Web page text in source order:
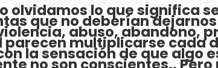
olvidamos lo que significa
que no deberían
abuso, abandono,
multiplicarse cada
la sensación de que algo